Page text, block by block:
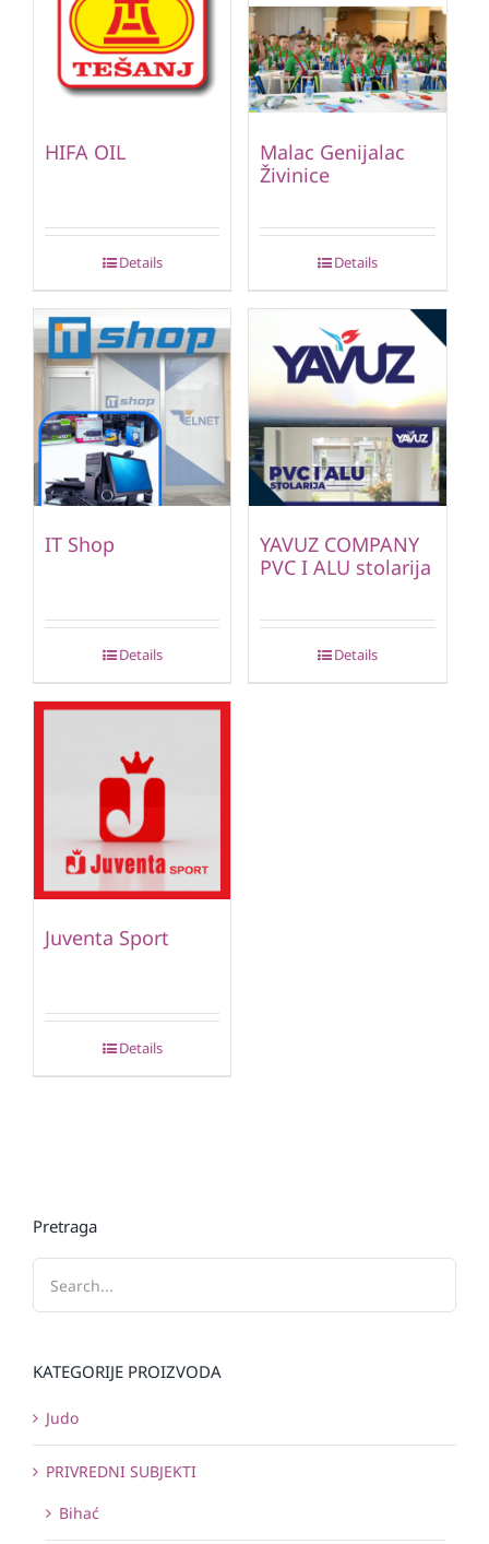
HIFA OIL
Details
Malac Genijalac
Živinice
Details
IT Shop
Details
YAVUZ COMPANY
PVC I ALU stolarija
Details
Juventa Sport
Details
Pretraga
KATEGORIJE PROIZVODA
Judo
PRIVREDNI SUBJEKTI
Bihać